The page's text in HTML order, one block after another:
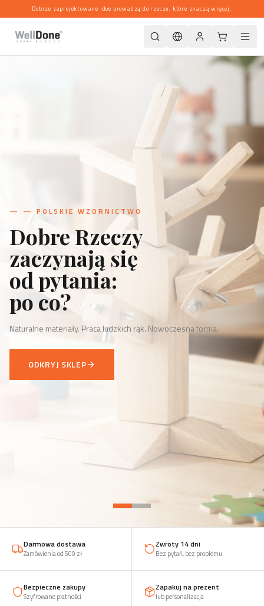
Dobrze zaprojektowane idee prowadzą do rzeczy, które znaczą więcej.
— POLSKIE WZORNICTWO
Dobre Rzeczy
zaczynają się
od pytania:
po co?
Naturalne materiały. Praca ludzkich rąk. Nowoczesna forma.
ODKRYJ SKLEP
Darmowa dostawa
Zamówienia od 500 zł
Zwroty 14 dni
Bez pytań, bez problemu
Bezpieczne zakupy
Szyfrowane płatności
Zapakuj na prezent
lub personalizacja